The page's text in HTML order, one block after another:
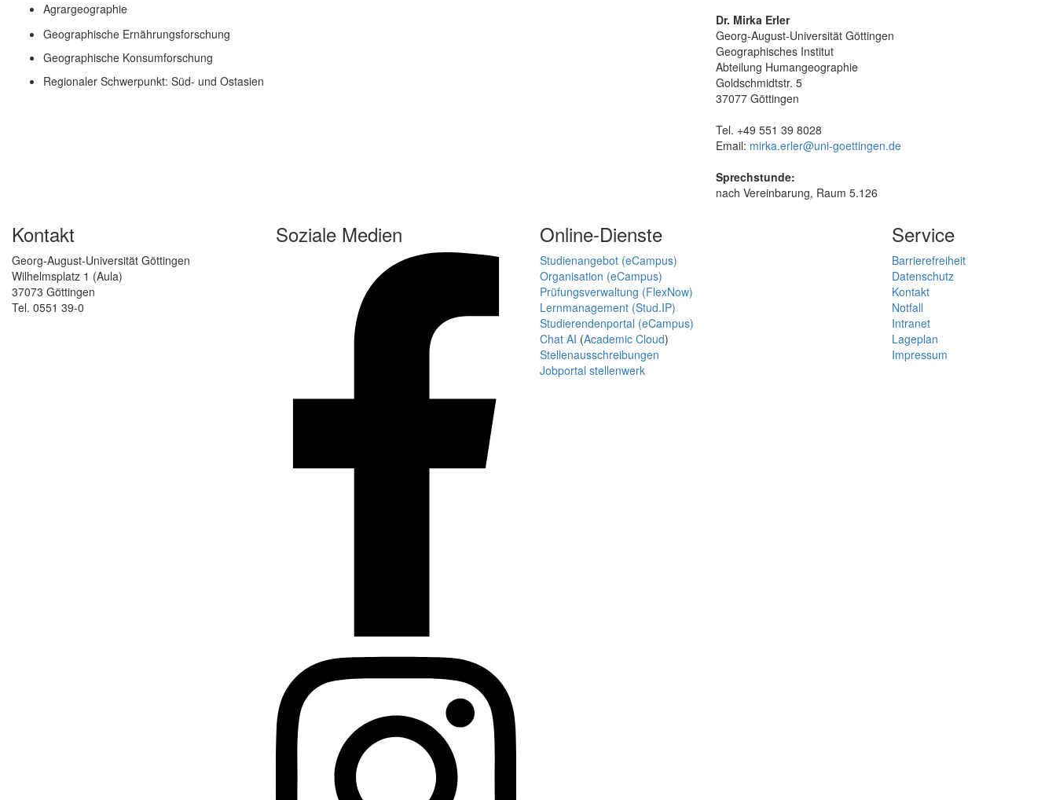
Agrargeographie
Geographische Ernährungsforschung
Geographische Konsumforschung
Regionaler Schwerpunkt: Süd- und Ostasien
Dr. Mirka Erler
Georg-August-Universität Göttingen
Geographisches Institut
Abteilung Humangeographie
Goldschmidtstr. 5
37077 Göttingen
Tel. +49 551 39 8028
Email: mirka.erler@uni-goettingen.de
Sprechstunde:
nach Vereinbarung, Raum 5.126
Kontakt
Georg-August-Universität Göttingen
Wilhelmsplatz 1 (Aula)
37073 Göttingen
Tel. 0551 39-0
Soziale Medien Online-Dienste
Studienangebot (eCampus)
Organisation (eCampus)
Prüfungsverwaltung (FlexNow)
Lernmanagement (Stud.IP)
Studierendenportal (eCampus)
Chat AI (Academic Cloud)
Stellenausschreibungen
Jobportal stellenwerk
Service
Barrierefreiheit
Datenschutz
Kontakt
Notfall
Intranet
Lageplan
Impressum